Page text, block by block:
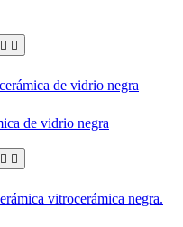
 
de vidrio negra
 